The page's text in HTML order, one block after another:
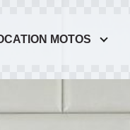
MOTOS